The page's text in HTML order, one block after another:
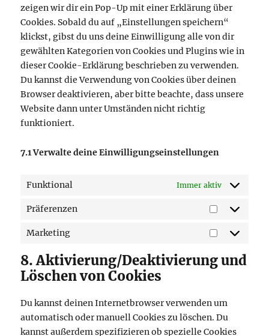
zeigen wir dir ein Pop-Up mit einer Erklärung über
Cookies. Sobald du auf „Einstellungen speichern“
klickst, gibst du uns deine Einwilligung alle von dir
gewählten Kategorien von Cookies und Plugins wie in
dieser Cookie-Erklärung beschrieben zu verwenden.
Du kannst die Verwendung von Cookies über deinen
Browser deaktivieren, aber bitte beachte, dass unsere
Website dann unter Umständen nicht richtig
funktioniert.
7.1 Verwalte deine Einwilligungseinstellungen
Funktional Immer aktiv
Präferenzen
Marketing
Marketing
8. Aktivierung/Deaktivierung und
Löschen von Cookies
Du kannst deinen Internetbrowser verwenden um
automatisch oder manuell Cookies zu löschen. Du
kannst außerdem spezifizieren ob spezielle Cookies